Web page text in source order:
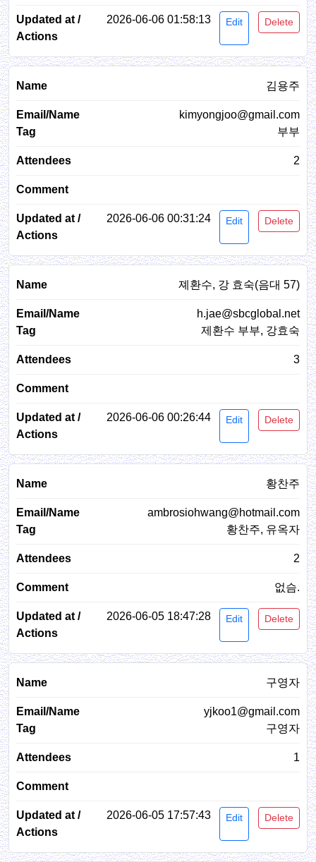
2026-06-06 01:58:13 Edit Delete
김용주
kimyongjoo@gmail.com
부부
2
2026-06-06 00:31:24 Edit Delete
졔환수, 강 효숙(음대 57)
h.jae@sbcglobal.net
제환수 부부, 강효숙
3
2026-06-06 00:26:44 Edit Delete
황찬주
ambrosiohwang@hotmail.com
황찬주, 유옥자
2
없슴.
2026-06-05 18:47:28 Edit Delete
구영자
yjkoo1@gmail.com
구영자
1
2026-06-05 17:57:43 Edit Delete